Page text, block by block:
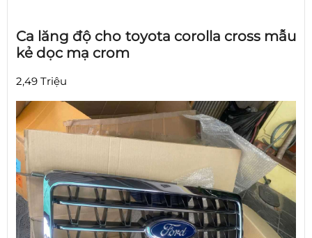
Ca lăng độ cho toyota corolla cross mẫu
kẻ dọc mạ crom
2,49 Triệu